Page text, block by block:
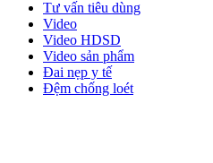
Tư vấn tiêu dùng
Video
Video HDSD
Video sản phẩm
Đai nẹp y tế
Đệm chống loét